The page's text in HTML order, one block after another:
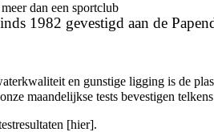
dan een sportclub
1982 gevestigd aan de
en gunstige ligging is de
maandelijkse tests bevestigen
[hier].